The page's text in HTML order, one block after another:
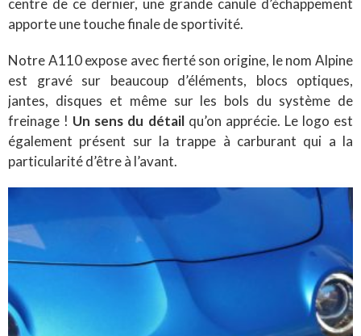
centre de ce dernier, une grande canule d’échappement
apporte une touche finale de sportivité.
Notre A110 expose avec fierté son origine, le nom Alpine
est gravé sur beaucoup d’éléments, blocs optiques,
jantes, disques et même sur les bols du système de
freinage ! Un sens du détailqu’on apprécie. Le logo est
également présent sur la trappe à carburant qui a la
particularité d’être à l’avant.